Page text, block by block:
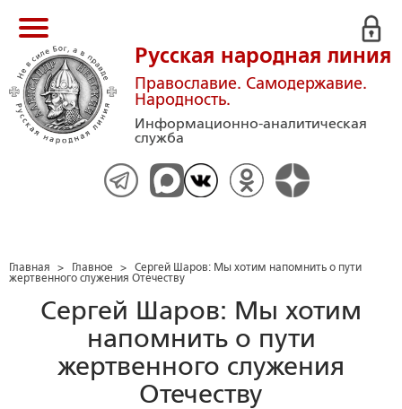
Русская народная линия
Православие. Самодержавие.
Народность.
Информационно-аналитическая
служба
Главная > Главное > Сергей Шаров: Мы хотим напомнить о пути
жертвенного служения Отечеству
Сергей Шаров: Мы хотим
напомнить о пути
жертвенного служения
Отечеству